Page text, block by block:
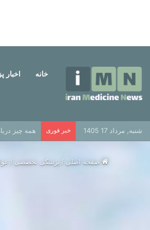
خانه
شنبه, مرداد 17 1405 خبر فوری همه چیز
صفحه اصلی / پزشکی تخصصی /